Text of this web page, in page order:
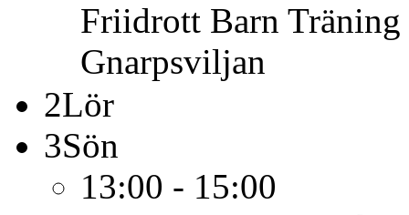
Friidrott Barn Träning
Gnarpsviljan
2Lör
3Sön
13:00 - 15:00